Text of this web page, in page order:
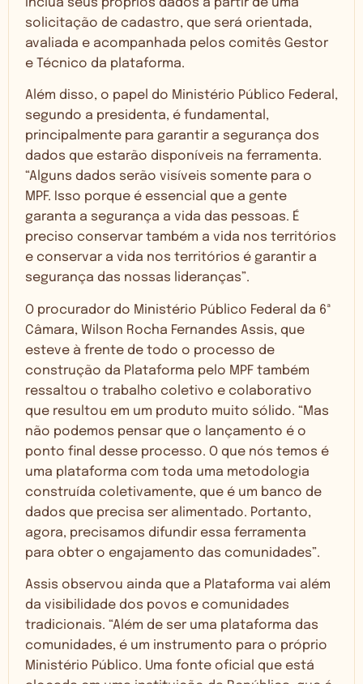
solicitação de cadastro, que será orientada,
avaliada e acompanhada pelos comitês Gestor
e Técnico da plataforma.
Além disso, o papel do Ministério Público Federal,
segundo a presidenta, é fundamental,
principalmente para garantir a segurança dos
dados que estarão disponíveis na ferramenta.
“Alguns dados serão visíveis somente para o
MPF. Isso porque é essencial que a gente
garanta a segurança a vida das pessoas. É
preciso conservar também a vida nos territórios
e conservar a vida nos territórios é garantir a
segurança das nossas lideranças”.
O procurador do Ministério Público Federal da 6ª
Câmara, Wilson Rocha Fernandes Assis, que
esteve à frente de todo o processo de
construção da Plataforma pelo MPF também
ressaltou o trabalho coletivo e colaborativo
que resultou em um produto muito sólido. “Mas
não podemos pensar que o lançamento é o
ponto final desse processo. O que nós temos é
uma plataforma com toda uma metodologia
construída coletivamente, que é um banco de
dados que precisa ser alimentado. Portanto,
agora, precisamos difundir essa ferramenta
para obter o engajamento das comunidades”.
Assis observou ainda que a Plataforma vai além
da visibilidade dos povos e comunidades
tradicionais. “Além de ser uma plataforma das
comunidades, é um instrumento para o próprio
Ministério Público. Uma fonte oficial que está